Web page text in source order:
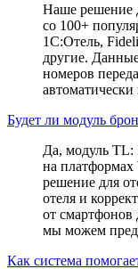
Наше решение
со 100+
1С:Отель,
другие.
номеров
Будет ли модуль
Да, модуль TL:
на
решение для
отеля и
от смартфонов
мы можем
Как система